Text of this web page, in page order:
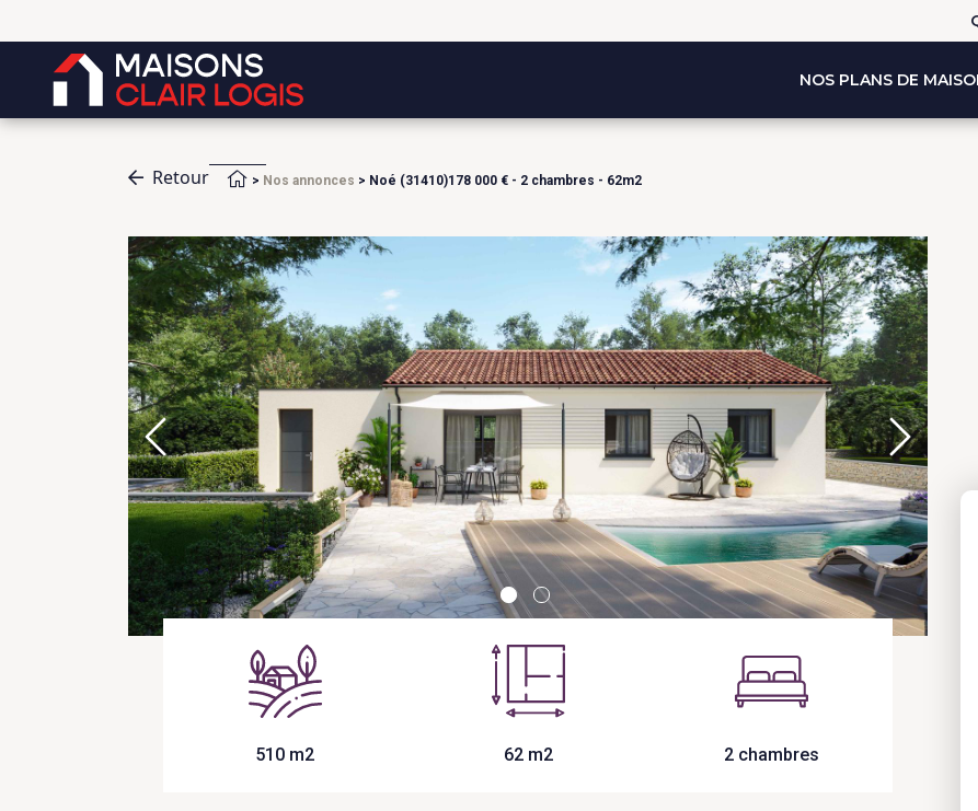
NOS PLANS DE
Retour Accueil
> Nos annonces > Noé (31410)178 000 € - 2 chambres - 62m2
510 m2 62 m2 2 chambres